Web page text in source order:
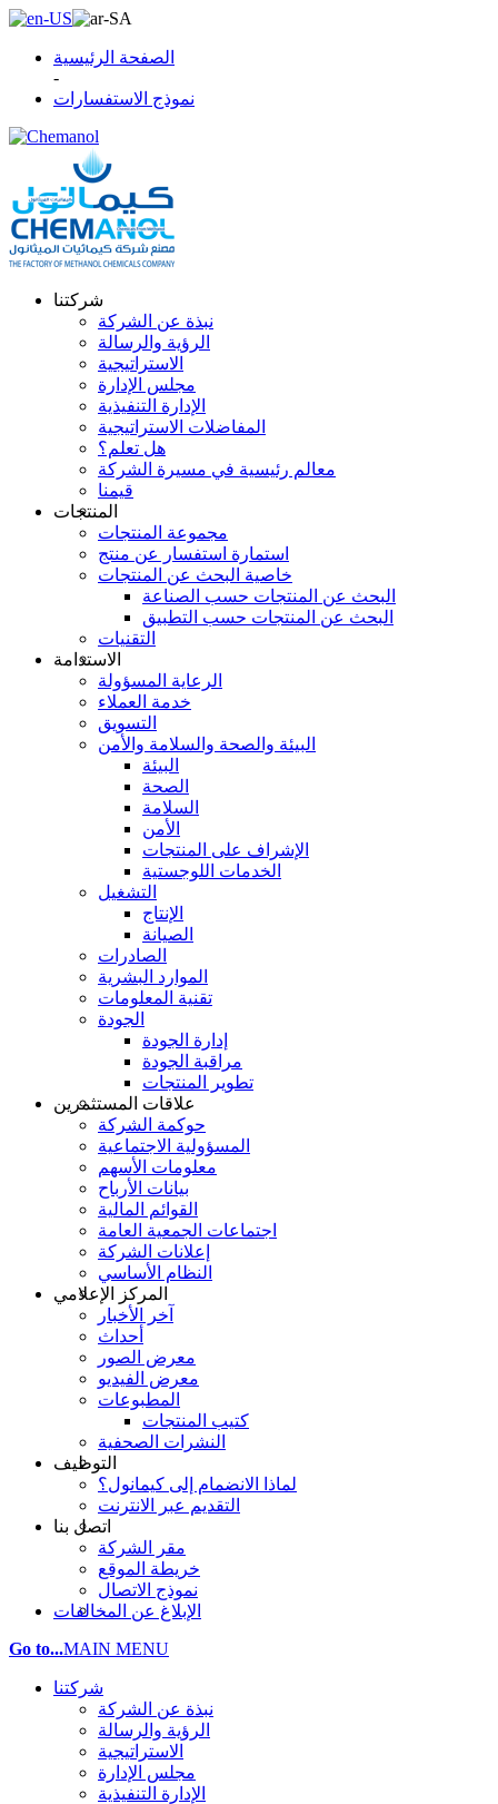
الصفحة الرئيسية
-
نموذج الاستفسارات
شركتنا
نبذة عن الشركة
الرؤية والرسالة
الاستراتيجية
مجلس الإدارة
الإدارة التنفيذية
المفاضلات الاستراتيجية
هل تعلم؟
معالم رئيسية في مسيرة الشركة
قيمنا
المنتجات
مجموعة المنتجات
استمارة استفسار عن منتج
خاصية البحث عن المنتجات
البحث عن المنتجات حسب الصناعة
البحث عن المنتجات حسب التطبيق
التقنيات
الاستدامة
الرعاية المسؤولة
خدمة العملاء
التسويق
البيئة والصحة والسلامة والأمن
البيئة
الصحة
السلامة
الأمن
الإشراف على المنتجات
الخدمات اللوجستية
التشغيل
الإنتاج
الصيانة
الصادرات
الموارد البشرية
تقنية المعلومات
الجودة
إدارة الجودة
مراقبة الجودة
تطوير المنتجات
علاقات المستثمرين
حوكمة الشركة
المسؤولية الاجتماعية
معلومات الأسهم
بيانات الأرباح
القوائم المالية
اجتماعات الجمعية العامة
إعلانات الشركة
النظام الأساسي
المركز الإعلامي
آخر الأخبار
أحداث
معرض الصور
معرض الفيديو
المطبوعات
كتيب المنتجات
النشرات الصحفية
التوظيف
لماذا الانضمام إلى كيمانول؟
التقديم عبر الانترنت
اتصل بنا
مقر الشركة
خريطة الموقع
نموذج الاتصال
الإبلاغ عن المخالفات
Go to...MAIN MENU
شركتنا
نبذة عن الشركة
الرؤية والرسالة
الاستراتيجية
مجلس الإدارة
الإدارة التنفيذية